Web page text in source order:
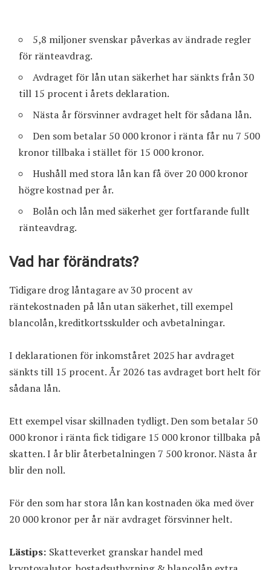
5,8 miljoner svenskar påverkas av ändrade regler
för ränteavdrag.
Avdraget för lån utan säkerhet har sänkts från 30
till 15 procent i årets deklaration.
Nästa år försvinner avdraget helt för sådana lån.
Den som betalar 50 000 kronor i ränta får nu 7 500
kronor tillbaka i stället för 15 000 kronor.
Hushåll med stora lån kan få över 20 000 kronor
högre kostnad per år.
Bolån och lån med säkerhet ger fortfarande fullt
ränteavdrag.
Vad har förändrats?
Tidigare drog låntagare av 30 procent av
räntekostnaden på lån utan säkerhet, till exempel
blancolån, kreditkortsskulder och avbetalningar.
I deklarationen för inkomståret 2025 har avdraget
sänkts till 15 procent. År 2026 tas avdraget bort helt för
sådana lån.
Ett exempel visar skillnaden tydligt. Den som betalar 50
000 kronor i ränta fick tidigare 15 000 kronor tillbaka på
skatten. I år blir återbetalningen 7 500 kronor. Nästa år
blir den noll.
För den som har stora lån kan kostnaden öka med över
20 000 kronor per år när avdraget försvinner helt.
Lästips: Skatteverket granskar handel med